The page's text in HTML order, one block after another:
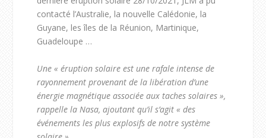
contacté l’Australie, la nouvelle Calédonie, la
Guyane, les îles de la Réunion, Martinique,
Guadeloupe …
Une « éruption solaire est une rafale intense de
rayonnement provenant de la libération d’une
énergie magnétique associée aux taches solaires »,
rappelle la Nasa, ajoutant qu’il s’agit « des
événements les plus explosifs de notre système